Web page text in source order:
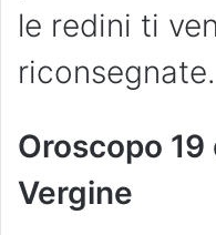
le redini ti
riconsegnate.
Oroscopo
Vergine